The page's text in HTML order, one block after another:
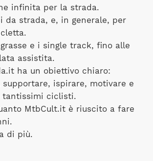
infinita per la strada.
da strada, e, in generale, per
e i single track, fino alle
assistita.
ha un obiettivo chiaro:
supportare, ispirare, motivare e
tantissimi ciclisti.
MtbCult.it è riuscito a fare
di più.